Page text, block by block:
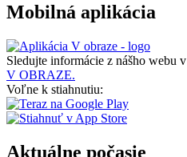
Mobilná aplikácia
Sledujte informácie z nášho webu v
V OBRAZE.
Voľne k stiahnutiu:
Aktuálne počasie